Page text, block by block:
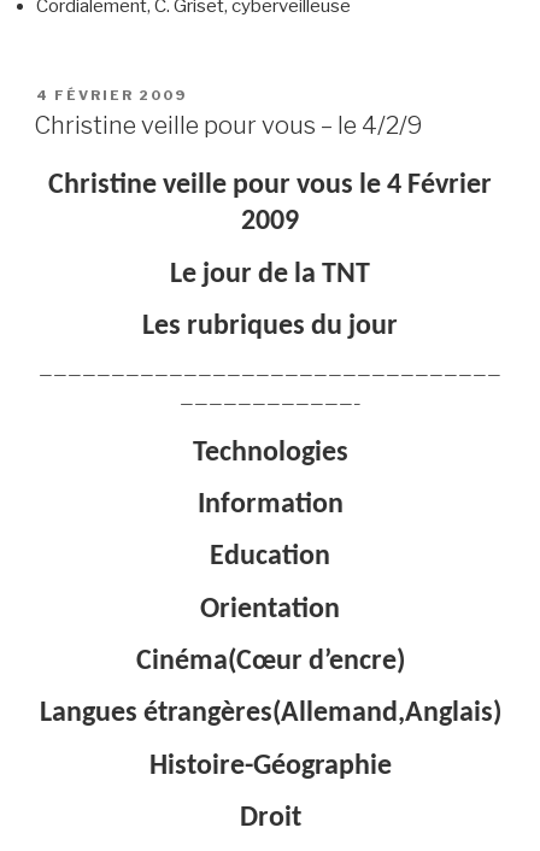
Cordialement, C. Griset, cyberveilleuse
PUBLIÉ
LE
4 FÉVRIER 2009
Christine veille pour vous – le 4/2/9
Christine veille pour vous le 4 Février
2009
Le jour de la TNT
Les rubriques du jour
————————————————————————————————
————————————–
Technologies
Information
Education
Orientation
Cinéma(Cœur d’encre)
Langues étrangères(Allemand,Anglais)
Histoire-Géographie
Droit